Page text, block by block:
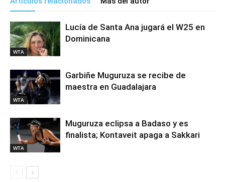
WTA
Lucía de Santa Ana jugará el W25 en
Dominicana
WTA
Garbiñe Muguruza se recibe de
maestra en Guadalajara
WTA
Muguruza eclipsa a Badaso y es
finalista; Kontaveit apaga a Sakkari